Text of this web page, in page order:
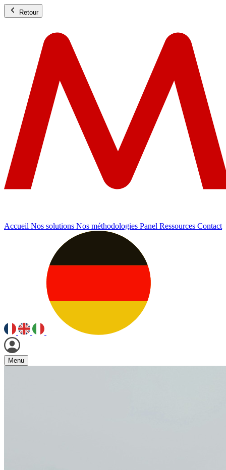
Retour
Accueil Nos solutions Nos méthodologies Panel Ressources Contact
Menu